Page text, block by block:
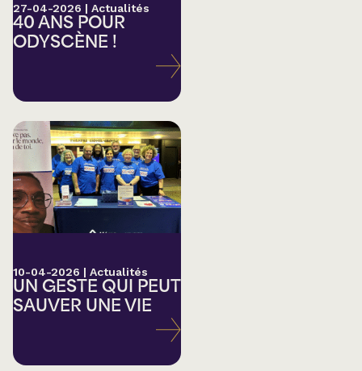
27-04-2026 | Actualités
40 ANS POUR
ODYSCÈNE !
10-04-2026 | Actualités
UN GESTE QUI PEUT
SAUVER UNE VIE